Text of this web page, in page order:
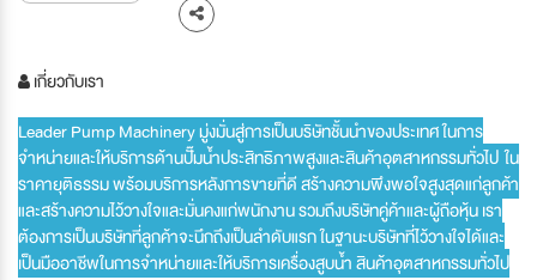
เกี่ยวกับเรา
Leader Pump Machinery มู่งมั่นสู่การเป็นบริษัทชั้นนำของประเทศ ในการ
จำหน่ายและให้บริการด้านปั๊มน้ำประสิทธิภาพสูงและสินค้าอุตสาหกรรมทั่วไป ใน
ราคายุติธรรม พร้อมบริการหลังการขายที่ดี สร้างความพึงพอใจสูงสุดแก่ลูกค้า
และสร้างความไว้วางใจและมั่นคงแก่พนักงาน รวมถึงบริษัทคู่ค้าและผู้ถือหุ้น เรา
ต้องการเป็นบริษัทที่ลูกค้าจะนึกถึงเป็นลำดับแรก ในฐานะบริษัทที่ไว้วางใจได้และ
เป็นมืออาชีพในการจำหน่ายและให้บริการเครื่องสูบน้ำ สินค้าอุตสาหกรรมทั่วไป